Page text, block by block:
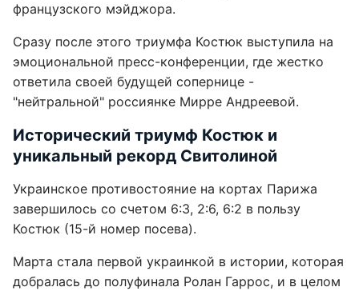
французского мэйджора.
Сразу после этого триумфа Костюк выступила на
эмоциональной пресс-конференции, где жестко
ответила своей будущей сопернице -
"нейтральной" россиянке Мирре Андреевой.
Исторический триумф Костюк и
уникальный рекорд Свитолиной
Украинское противостояние на кортах Парижа
завершилось со счетом 6:3, 2:6, 6:2 в пользу
Костюк (15-й номер посева).
Марта стала первой украинкой в истории, которая
добралась до полуфинала Ролан Гаррос, и в целом